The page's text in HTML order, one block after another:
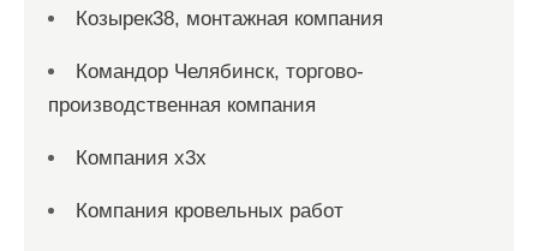
Козырек38, монтажная компания
Командор Челябинск, торгово-
производственная компания
Компания x3x
Компания кровельных работ